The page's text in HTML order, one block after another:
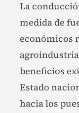
La
medida de
económicos
beneficios
Estado
hacia los